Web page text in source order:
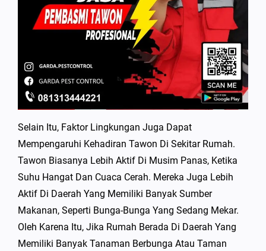
Selain Itu, Faktor Lingkungan Juga Dapat
Mempengaruhi Kehadiran Tawon Di Sekitar Rumah.
Tawon Biasanya Lebih Aktif Di Musim Panas, Ketika
Suhu Hangat Dan Cuaca Cerah. Mereka Juga Lebih
Aktif Di Daerah Yang Memiliki Banyak Sumber
Makanan, Seperti Bunga-Bunga Yang Sedang Mekar.
Oleh Karena Itu, Jika Rumah Berada Di Daerah Yang
Memiliki Banyak Tanaman Berbunga Atau Taman